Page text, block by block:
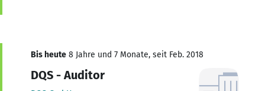
Bis heute 8 Jahre und 7 Monate, seit Feb. 2018
DQS - Auditor